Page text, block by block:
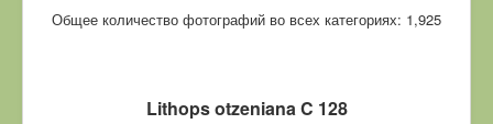
Галерея
Общее количество фотографий во всех категориях: 1,925
Lithops otzeniana C 128